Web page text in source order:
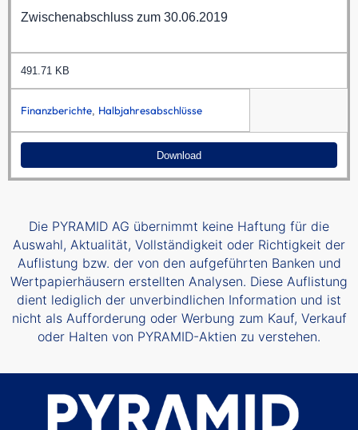
Zwischenabschluss zum 30.06.2019
491.71 KB
Finanzberichte, Halbjahresabschlüsse
Download
Die PYRAMID AG übernimmt keine Haftung für die
Auswahl, Aktualität, Vollständigkeit oder Richtigkeit der
Auflistung bzw. der von den aufgeführten Banken und
Wertpapierhäusern erstellten Analysen. Diese Auflistung
dient lediglich der unverbindlichen Information und ist
nicht als Aufforderung oder Werbung zum Kauf, Verkauf
oder Halten von PYRAMID-Aktien zu verstehen.